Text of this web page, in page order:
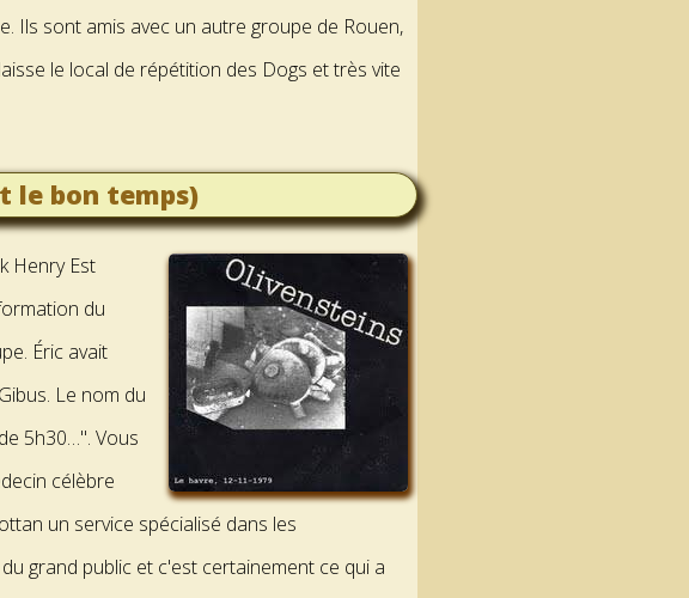
Ils sont amis avec un autre groupe de Rouen,
le local de répétition des Dogs et très vite
le bon temps)
Henry Est
du
Éric avait
Le nom du
5h30…". Vous
célèbre
un service spécialisé dans les
grand public et c'est certainement ce qui a